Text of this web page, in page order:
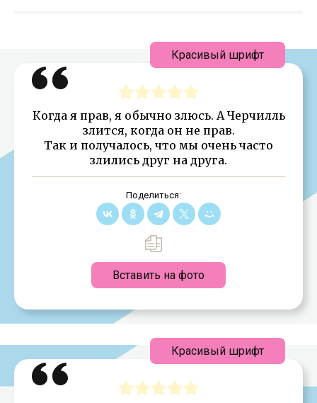
Когда я прав, я обычно злюсь. А Черчилль
злится, когда он не прав.
Так и получалось, что мы очень часто
злились друг на друга.
Поделиться:
Вставить на фото
Красивый шрифт
Красивый шрифт